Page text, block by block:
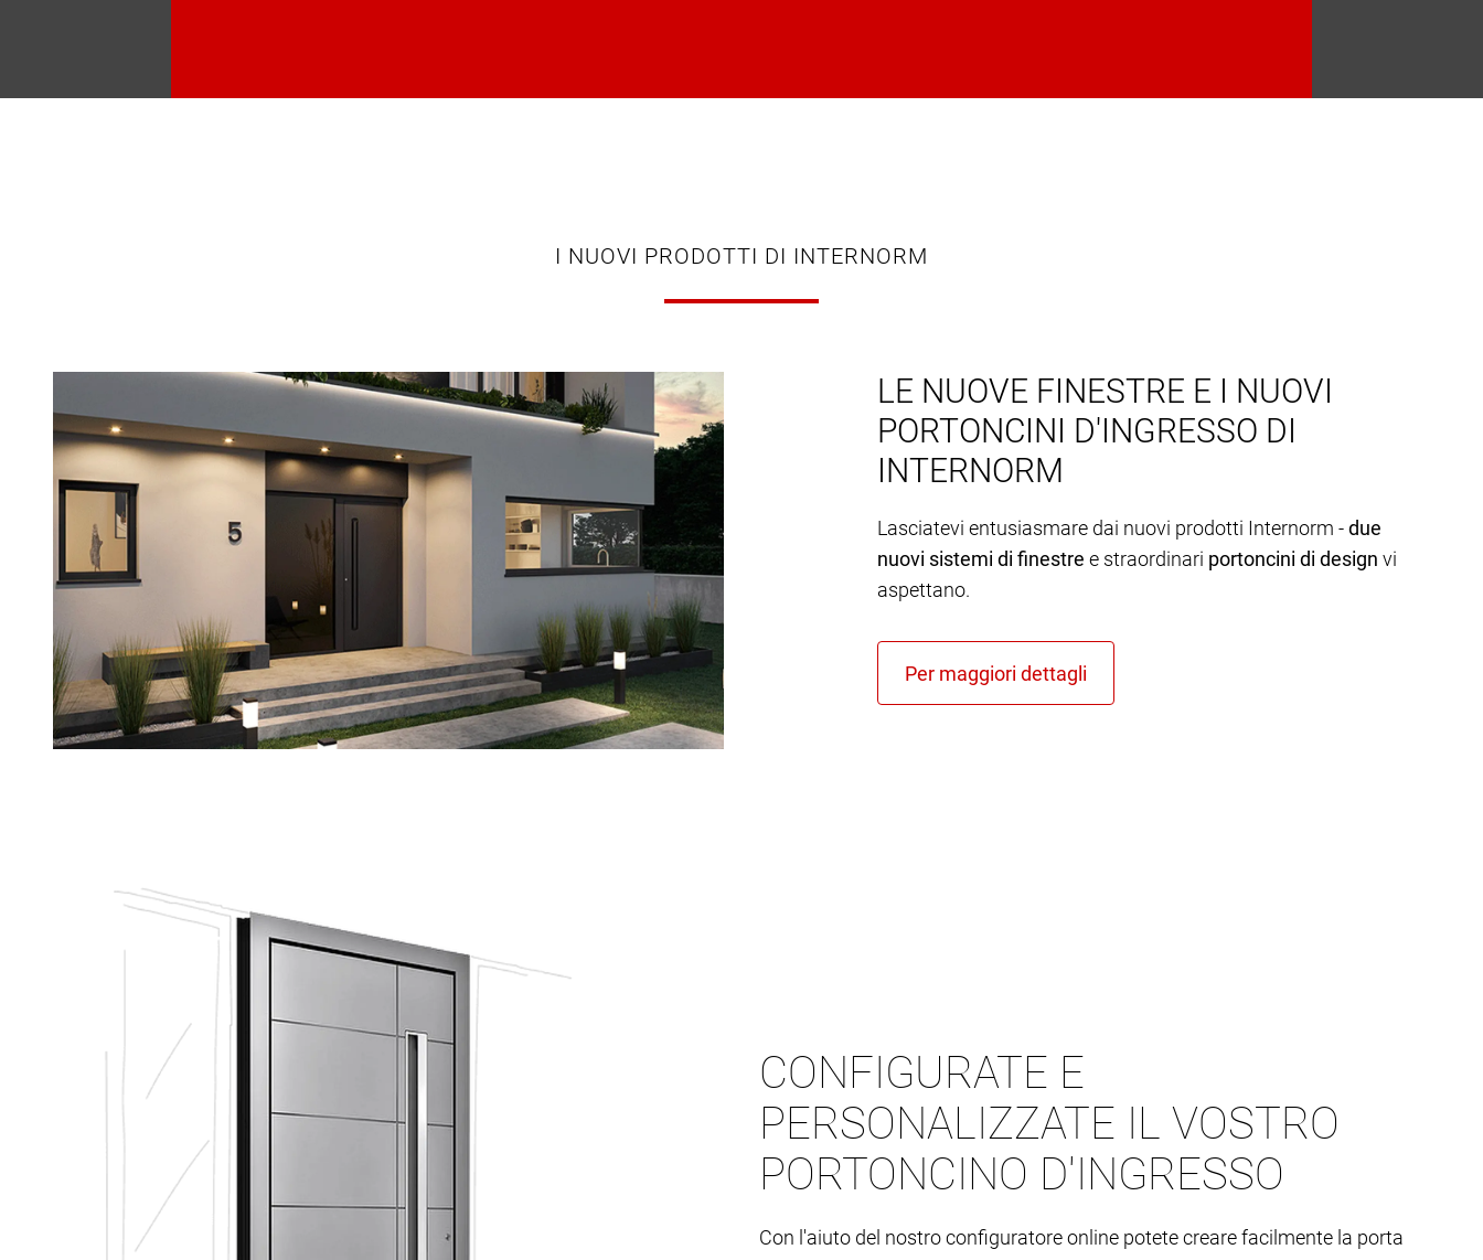
I NUOVI PRODOTTI DI INTERNORM
LE NUOVE FINESTRE E I NUOVI
PORTONCINI D'INGRESSO DI
INTERNORM
Lasciatevi entusiasmare dai nuovi prodotti Internorm -due
nuovi sistemi di finestre e straordinari portoncini di design vi
aspettano.
CONFIGURATE E
PERSONALIZZATE IL VOSTRO
PORTONCINO D'INGRESSO
Con l'aiuto del nostro configuratore online potete creare facilmente la porta